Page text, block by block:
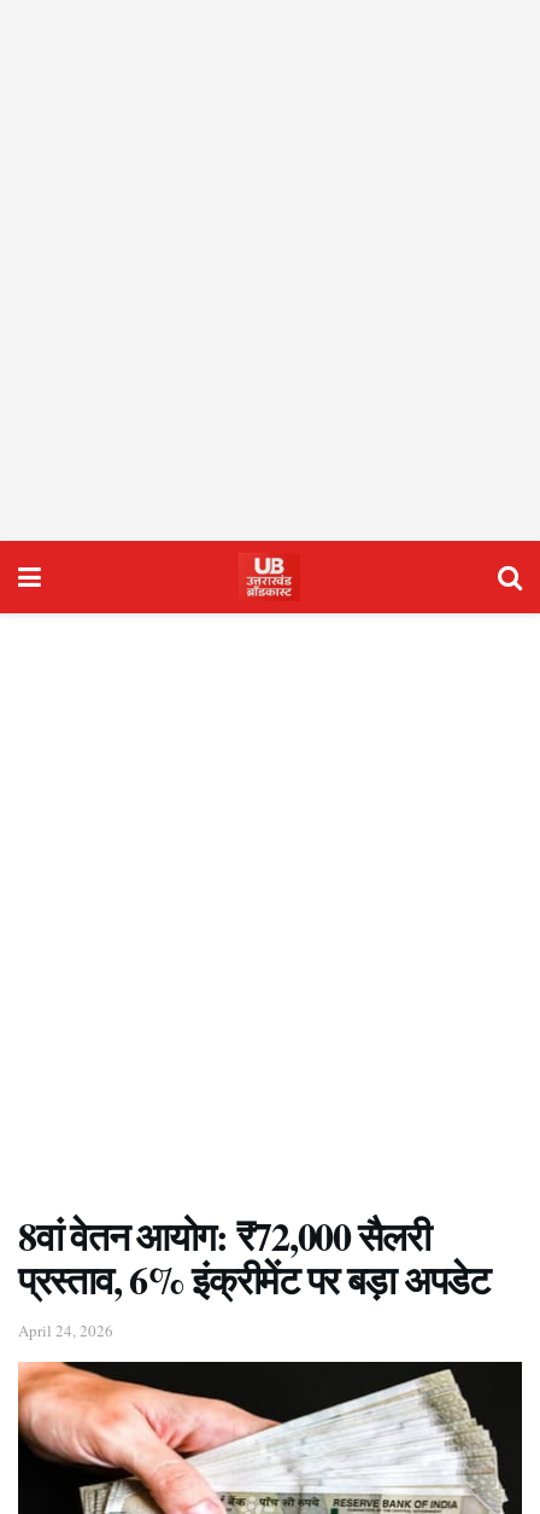
8वां वेतन आयोग: ₹72,000 सैलरी
प्रस्ताव, 6% इंक्रीमेंट पर बड़ा अपडेट
April 24, 2026